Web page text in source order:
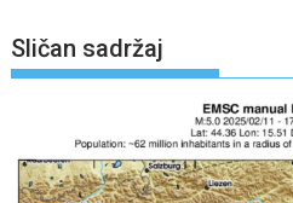
Sličan sadržaj